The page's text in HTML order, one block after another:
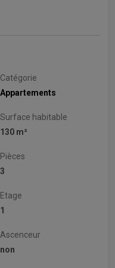
Catégorie
Appartements
Surface habitable
130 m²
Pièces
3
Etage
1
Ascenceur
non